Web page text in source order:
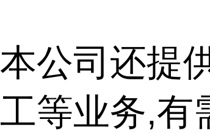
本公司还提
工等业务,有